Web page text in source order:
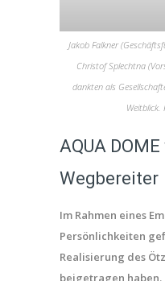
Jakob Falkner
Christof Splechtna
dankten als
Weitblick.
AQUA
Wegbereiter
Im Rahmen eines
Persönlichkeiten
Realisierung des
beigetragen